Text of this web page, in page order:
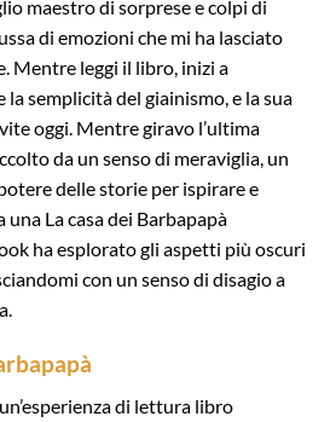
maestro di sorprese e colpi di
di emozioni che mi ha lasciato
Mentre leggi il libro, inizi a
la semplicità del giainismo, e la sua
oggi. Mentre giravo l’ultima
da un senso di meraviglia, un
delle storie per ispirare e
La casa dei Barbapapà
ha esplorato gli aspetti più oscuri
con un senso di disagio a
di lettura libro